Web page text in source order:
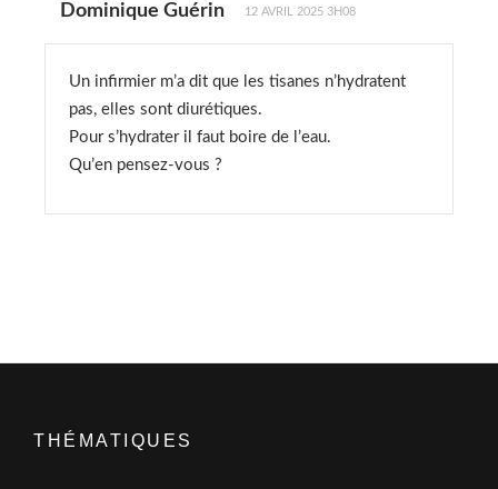
Dominique Guérin 12 AVRIL 2025 3H08
Un infirmier m’a dit que les tisanes n’hydratent
pas, elles sont diurétiques.
Pour s’hydrater il faut boire de l’eau.
Qu’en pensez-vous ?
THÉMATIQUES